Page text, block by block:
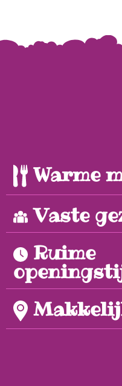
Warme
Vaste
Ruime